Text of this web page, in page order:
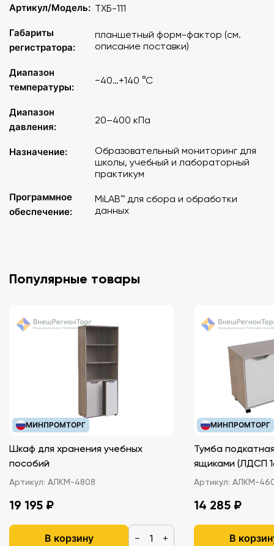
Артикул/Модель: TХБ-111
Габариты
регистратора:
планшетный форм-фактор (см.
описание поставки)
Диапазон
температуры:
−40…+140 °C
Диапазон
давления:
20–400 кПа
Назначение:
Образовательный мониторинг для
школы, учебный и лабораторный
практикум
Программное
обеспечение:
MiLAB™ для сбора и обработки
данных
Популярные товары
МИНПРОМТОРГ
Шкаф для хранения учебных
пособий
Артикул: АЛКМ-4808
19 195 ₽
В корзину − +
МИНПРОМТОРГ
Тумба
ящиками
Артикул: АЛКМ-
14 285 ₽
В